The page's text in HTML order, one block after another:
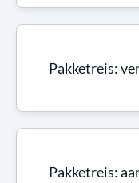
Pakketreis:
Pakketreis: